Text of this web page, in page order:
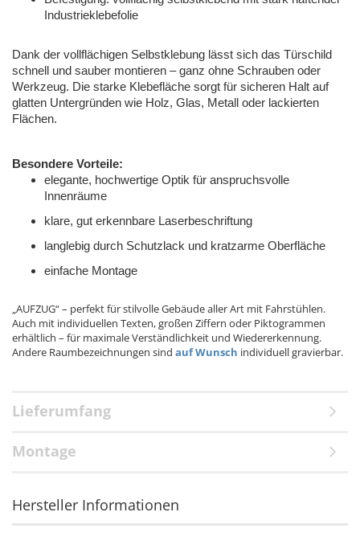
Industrieklebefolie
Dank der vollflächigen Selbstklebung lässt sich das Türschild
schnell und sauber montieren – ganz ohne Schrauben oder
Werkzeug. Die starke Klebefläche sorgt für sicheren Halt auf
glatten Untergründen wie Holz, Glas, Metall oder lackierten
Flächen.
Besondere Vorteile:
elegante, hochwertige Optik für anspruchsvolle
Innenräume
klare, gut erkennbare Laserbeschriftung
langlebig durch Schutzlack und kratzarme Oberfläche
einfache Montage
„AUFZUG“ – perfekt für stilvolle Gebäude aller Art mit Fahrstühlen.
Auch mit individuellen Texten, großen Ziffern oder Piktogrammen
erhältlich – für maximale Verständlichkeit und Wiedererkennung.
Andere Raumbezeichnungen sind auf Wunsch individuell gravierbar.
Lieferumfang
Montage
Hersteller Informationen